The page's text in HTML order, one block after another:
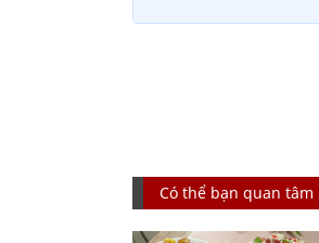
Có thể bạn quan tâm